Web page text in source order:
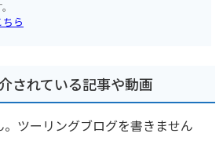
ちら
されている記事や動画
ツーリングブログを書きません